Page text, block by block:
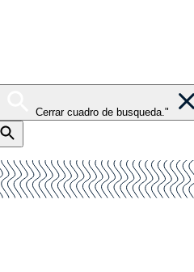
Cerrar cuadro de busqueda."